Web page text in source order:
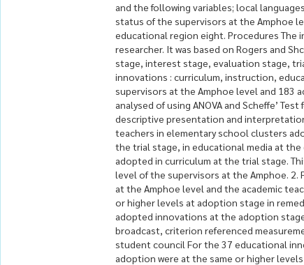
and the following variables; local
status of the supervisors at the Amphoe
educational region eight. Procedures
researcher. It was based on Rogers and
stage, interest stage, evaluation stage,
innovations : curriculum, instruction,
supervisors at the Amphoe level and 183
analysed of using ANOVA and Scheffe’
descriptive presentation and
teachers in elementary school clusters
the trial stage, in educational media at
adopted in curriculum at the trial stage.
level of the supervisors at the Amphoe.
at the Amphoe level and the academic
or higher levels at adoption stage in
adopted innovations at the adoption
broadcast, criterion referenced
student council For the 37 educational
adoption were at the same or higher